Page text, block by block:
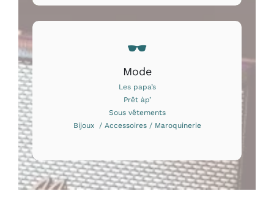
Mode
Les papa’s
Prêt àp’
Sous vêtements
Bijoux / Accessoires / Maroquinerie